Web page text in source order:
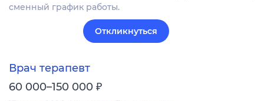
сменный график работы.
Откликнуться
Врач терапевт
60 000–150 000 ₽